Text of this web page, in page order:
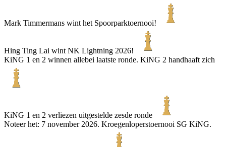
Mark Timmermans wint het Spoorparktoernooi!
Hing Ting Lai wint NK Lightning 2026!
KiNG 1 en 2 winnen allebei laatste ronde. KiNG 2 handhaaft zich
KiNG 1 en 2 verliezen uitgestelde zesde ronde
Noteer het: 7 november 2026. Kroegenloperstoernooi SG KiNG.